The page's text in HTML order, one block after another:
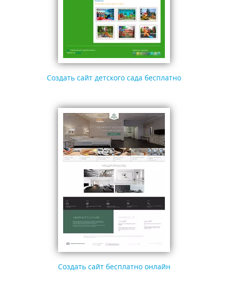
Создать сайт детского сада бесплатно
Создать сайт бесплатно онлайн